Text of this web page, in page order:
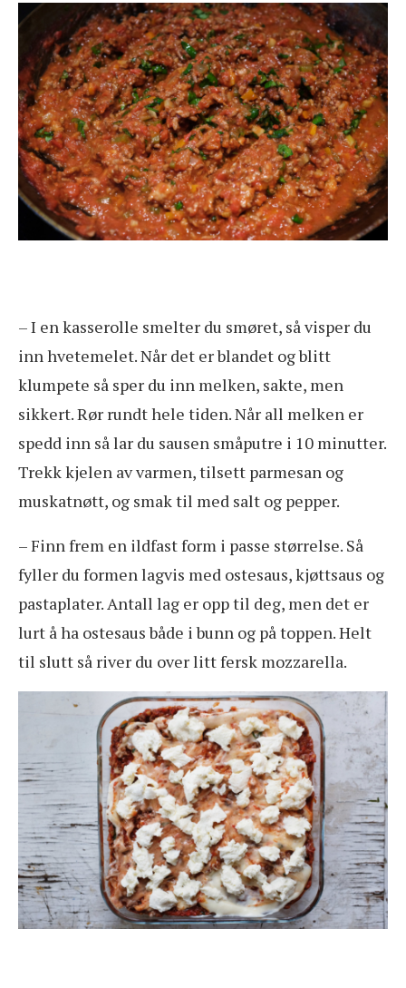
– I en kasserolle smelter du smøret, så visper du
inn hvetemelet. Når det er blandet og blitt
klumpete så sper du inn melken, sakte, men
sikkert. Rør rundt hele tiden. Når all melken er
spedd inn så lar du sausen småputre i 10 minutter.
Trekk kjelen av varmen, tilsett parmesan og
muskatnøtt, og smak til med salt og pepper.
– Finn frem en ildfast form i passe størrelse. Så
fyller du formen lagvis med ostesaus, kjøttsaus og
pastaplater. Antall lag er opp til deg, men det er
lurt å ha ostesaus både i bunn og på toppen. Helt
til slutt så river du over litt fersk mozzarella.